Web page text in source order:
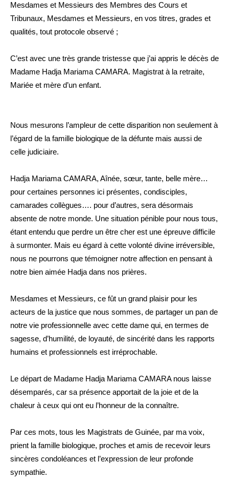
Mesdames et Messieurs des Membres des Cours et
Tribunaux, Mesdames et Messieurs, en vos titres, grades et
qualités, tout protocole observé ;
C’est avec une très grande tristesse que j’ai appris le décès de
Madame Hadja Mariama CAMARA. Magistrat à la retraite,
Mariée et mère d’un enfant.
Nous mesurons l’ampleur de cette disparition non seulement à
l’égard de la famille biologique de la défunte mais aussi de
celle judiciaire.
Hadja Mariama CAMARA, Aînée, sœur, tante, belle mère…
pour certaines personnes ici présentes, condisciples,
camarades collègues…. pour d’autres, sera désormais
absente de notre monde. Une situation pénible pour nous tous,
étant entendu que perdre un être cher est une épreuve difficile
à surmonter. Mais eu égard à cette volonté divine irréversible,
nous ne pourrons que témoigner notre affection en pensant à
notre bien aimée Hadja dans nos prières.
Mesdames et Messieurs, ce fût un grand plaisir pour les
acteurs de la justice que nous sommes, de partager un pan de
notre vie professionnelle avec cette dame qui, en termes de
sagesse, d’humilité, de loyauté, de sincérité dans les rapports
humains et professionnels est irréprochable.
Le départ de Madame Hadja Mariama CAMARA nous laisse
désemparés, car sa présence apportait de la joie et de la
chaleur à ceux qui ont eu l’honneur de la connaître.
Par ces mots, tous les Magistrats de Guinée, par ma voix,
prient la famille biologique, proches et amis de recevoir leurs
sincères condoléances et l’expression de leur profonde
sympathie.